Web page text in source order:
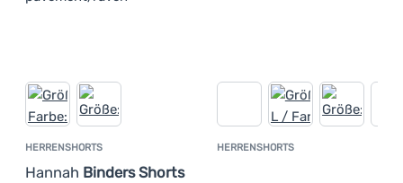
HERRENSHORTS
Hannah Binders Shorts
HERRENSHORTS